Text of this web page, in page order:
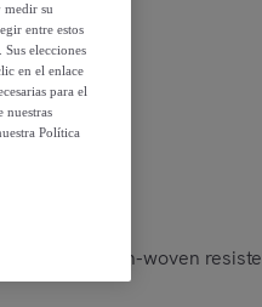
en non-woven
medir su
entre estos
elecciones
en el enlace
para el
nuestras
Política